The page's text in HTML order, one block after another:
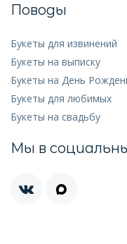
Поводы
Букеты для извинений
Букеты на выписку
Букеты на День
Букеты для любимых
Букеты на свадьбу
Мы в